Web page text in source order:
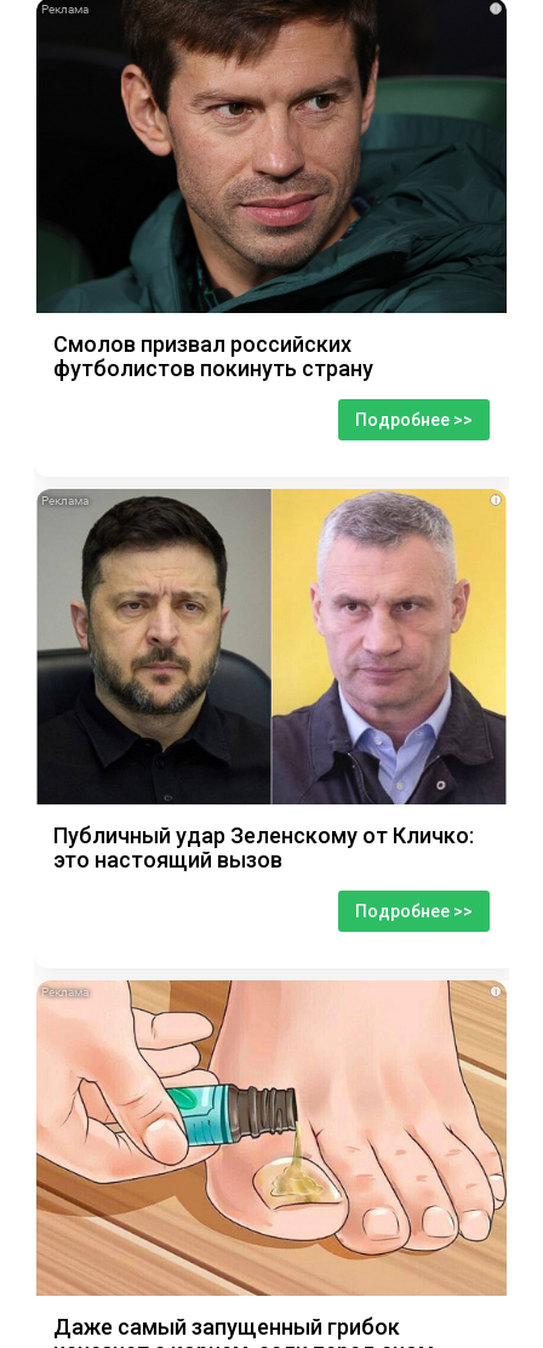
i
Смолов призвал российских
футболистов покинуть страну
Подробнее >>
i
Публичный удар Зеленскому от Кличко:
это настоящий вызов
Подробнее >>
i
Даже самый запущенный грибок